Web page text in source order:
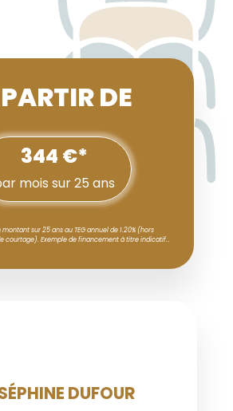
DE
344 €*
mois sur 25 ans
montant sur 25 ans au TEG annuel de 1.20% (hors
courtage). Exemple de financement à titre indicatif…
DUFOUR